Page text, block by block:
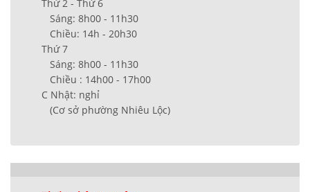
Thứ 2 - Thứ 6
Sáng: 8h00 - 11h30
Chiều: 14h - 20h30
Thứ 7
Sáng: 8h00 - 11h30
Chiều : 14h00 - 17h00
C Nhật: nghỉ
(Cơ sở phường Nhiêu Lộc)